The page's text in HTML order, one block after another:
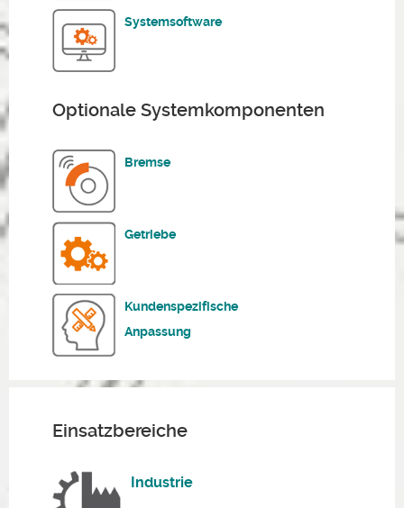
Systemsoftware
Optionale Systemkomponenten
Bremse
Getriebe
Kundenspezifische
Anpassung
Einsatzbereiche
Industrie